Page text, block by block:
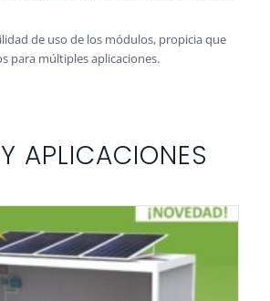
de uso de los módulos, propicia que
para múltiples aplicaciones.
APLICACIONES